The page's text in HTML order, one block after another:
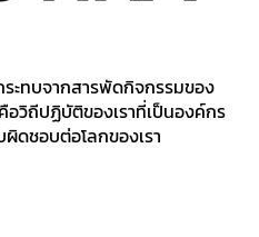
ะทบจากสารพัดกิจกรรมของ
คือวิถีปฏิบัติของเราที่เป็นองค์กร
ดชอบต่อโลกของเรา